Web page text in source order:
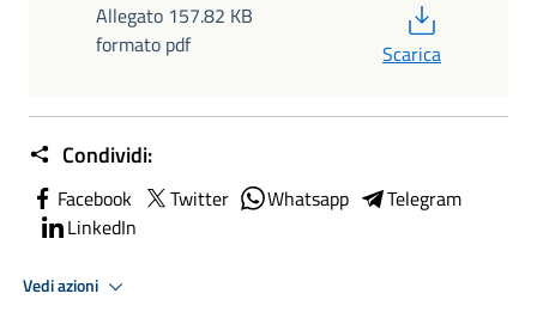
Allegato 157.82 KB
formato pdf
Scarica
Condividi:
Facebook Twitter Whatsapp
Telegram
LinkedIn
Vedi azioni